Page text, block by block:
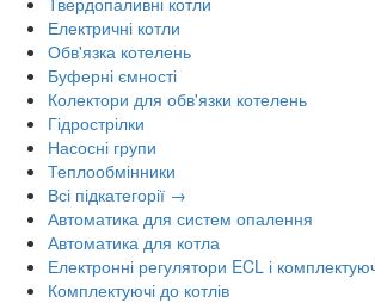
Електричні котли
Обв'язка котелень
Буферні ємності
Колектори для обв'язки котелень
Гідрострілки
Насосні групи
Теплообмінники
Всі підкатегорії →
Автоматика для систем опалення
Автоматика для котла
Електронні регулятори ECL і
Комплектуючі до котлів